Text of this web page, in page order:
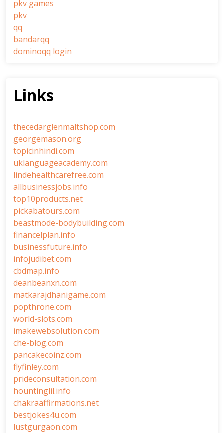
pkv games
pkv
qq
bandarqq
dominoqq login
Links
thecedarglenmaltshop.com
georgemason.org
topicinhindi.com
uklanguageacademy.com
lindehealthcarefree.com
allbusinessjobs.info
top10products.net
pickabatours.com
beastmode-bodybuilding.com
financelplan.info
businessfuture.info
infojudibet.com
cbdmap.info
deanbeanxn.com
matkarajdhanigame.com
popthrone.com
world-slots.com
imakewebsolution.com
che-blog.com
pancakecoinz.com
flyfinley.com
prideconsultation.com
hountinglil.info
chakraaffirmations.net
bestjokes4u.com
lustgurgaon.com